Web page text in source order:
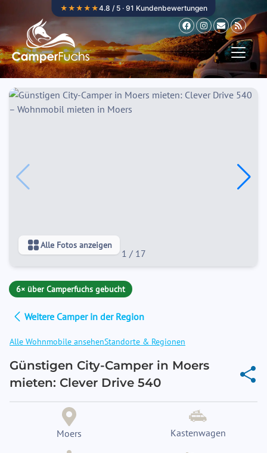
Zum Inhalt springen
1 / 17
Alle Fotos anzeigen
6× über Camperfuchs gebucht
Weitere Camper in der Region
Alle Wohnmobile ansehenStandorte & Regionen
Günstigen City-Camper in Moers
mieten: Clever Drive 540
Moers Kastenwagen
★★★★★4.8 / 5 · 91 Kundenbewertungen